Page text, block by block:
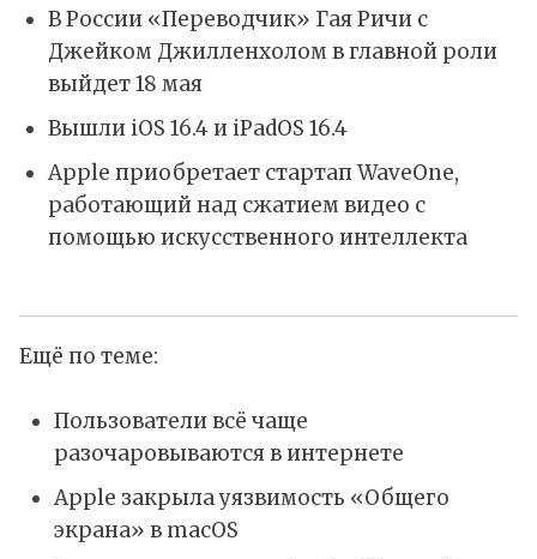
В России «Переводчик» Гая Ричи с
Джейком Джилленхолом в главной роли
выйдет 18 мая
Вышли iOS 16.4 и iPadOS 16.4
Apple приобретает стартап WaveOne,
работающий над сжатием видео с
помощью искусственного интеллекта
Ещё по теме:
Пользователи всё чаще
разочаровываются в интернете
Apple закрыла уязвимость «Общего
экрана» в macOS